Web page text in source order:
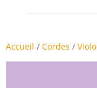
Accueil / Cordes /